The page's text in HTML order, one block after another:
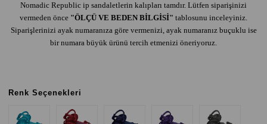
Nomadic Republic ip sandaletlerin kalıpları tamdır. Lütfen siparişinizi
vermeden önce "ÖLÇÜ VE BEDEN BİLGİSİ" tablosunu inceleyiniz.
Siparişlerinizi ayak numaranıza göre vermenizi, ayak numaranız buçuklu ise
bir numara büyük ürünü tercih etmenizi öneriyoruz.
Renk Seçenekleri